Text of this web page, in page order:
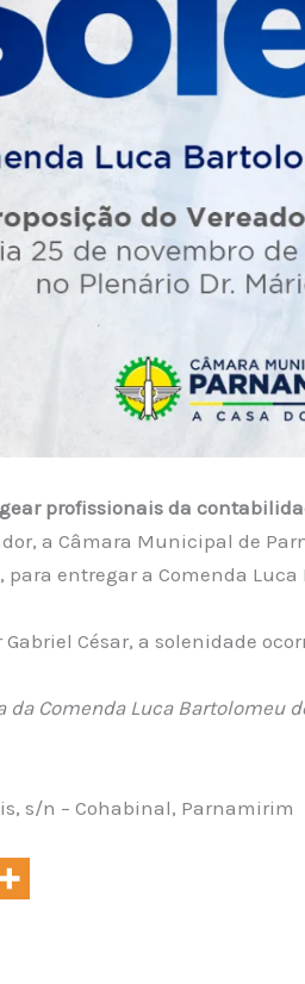
profissionais da
a Câmara Municipal de
para entregar a Comenda
César, a solenidade
da Comenda Luca Bartolomeu
s/n – Cohabinal, Parnamirim